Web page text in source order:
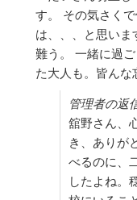
す。 その気さく
は、、、と思い
難う。 一緒に過
た大人も。皆んな
管理者の返
舘野さん、
き、ありが
べるのに、
したよね。